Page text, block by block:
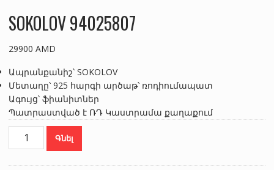
SOKOLOV 94025807
29900 AMD
Ապրանքանիշ՝ SOKOLOV
Մետաղը՝ 925 հարգի արծաթ՝ ռոդիումապատ
Ագույց՝ ֆիանիտներ
Պատրաստված է ՌԴ Կաստրամա քաղաքում
SOKOLOV
94025807
Գնել